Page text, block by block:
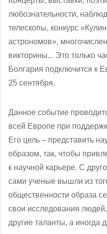
любознательности,
телескопы, конкурс
астрономов»,
викторины... Это только
Болгария подключится к
25 сентября.
Данное событие
всей Европе при
Его цель – представить
образом, так, чтобы
к научной карьере. С
сами ученые вышли из
общественности образа
свои исследования людей,
другие таланты, а иногда